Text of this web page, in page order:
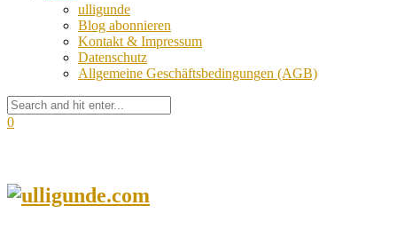
ulligunde
Blog abonnieren
Kontakt & Impressum
Datenschutz
Allgemeine Geschäftsbedingungen (AGB)
0